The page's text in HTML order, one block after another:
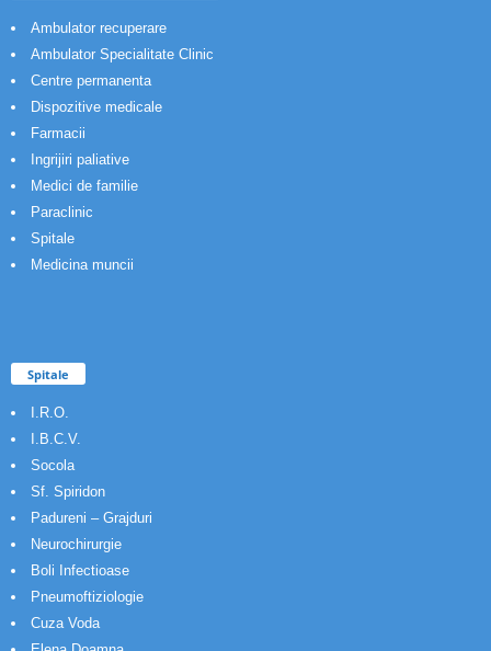
Ambulator recuperare
Ambulator Specialitate Clinic
Centre permanenta
Dispozitive medicale
Farmacii
Ingrijiri paliative
Medici de familie
Paraclinic
Spitale
Medicina muncii
Spitale
I.R.O.
I.B.C.V.
Socola
Sf. Spiridon
Padureni – Grajduri
Neurochirurgie
Boli Infectioase
Pneumoftiziologie
Cuza Voda